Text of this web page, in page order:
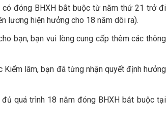
đóng BHXH bắt buộc từ năm thứ 21 trở đi
lương hiện hưởng cho 18 năm dôi ra).
bạn, bạn vui lòng cung cấp thêm các thông
lâm, bạn đã từng nhận quyết định hưởng
quá trình 18 năm đóng BHXH bắt buộc tại